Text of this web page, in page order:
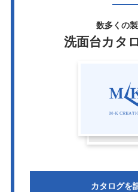
数多くの
洗面台カタ
カタログを